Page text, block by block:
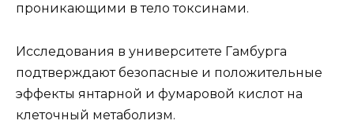
проникающими в тело токсинами.
Исследования в университете Гамбурга
подтверждают безопасные и положительные
эффекты янтарной и фумаровой кислот на
клеточный метаболизм.